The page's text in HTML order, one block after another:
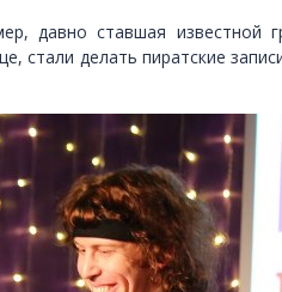
давно ставшая известной
стали делать пиратские